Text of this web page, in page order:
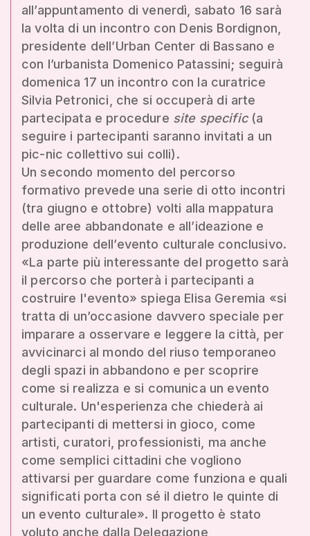
all’appuntamento di venerdì, sabato 16 sarà
la volta di un incontro con Denis Bordignon,
presidente dell’Urban Center di Bassano e
con l’urbanista Domenico Patassini; seguirà
domenica 17 un incontro con la curatrice
Silvia Petronici, che si occuperà di arte
partecipata e procedure site specific(a
seguire i partecipanti saranno invitati a un
pic-nic collettivo sui colli).
Un secondo momento del percorso
formativo prevede una serie di otto incontri
(tra giugno e ottobre) volti alla mappatura
delle aree abbandonate e all’ideazione e
produzione dell’evento culturale conclusivo.
«La parte più interessante del progetto sarà
il percorso che porterà i partecipanti a
costruire l'evento» spiega Elisa Geremia «si
tratta di un’occasione davvero speciale per
imparare a osservare e leggere la città, per
avvicinarci al mondo del riuso temporaneo
degli spazi in abbandono e per scoprire
come si realizza e si comunica un evento
culturale. Un'esperienza che chiederà ai
partecipanti di mettersi in gioco, come
artisti, curatori, professionisti, ma anche
come semplici cittadini che vogliono
attivarsi per guardare come funziona e quali
significati porta con sé il dietro le quinte di
un evento culturale». Il progetto è stato
voluto anche dalla Delegazione